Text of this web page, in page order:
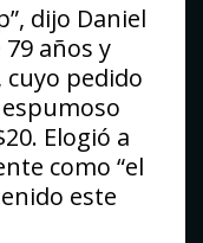
dijo Daniel
años y
pedido
Elogió a
como “el
este